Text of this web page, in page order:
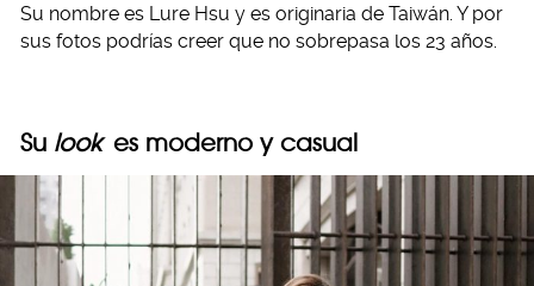
Su nombre es Lure Hsu y es originaria de Taiwán. Y por
sus fotos podrías creer que no sobrepasa los 23 años.
Su lookes moderno y casual